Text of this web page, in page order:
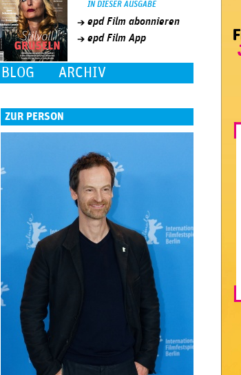
IN DIESER AUSGABE
epd Film abonnieren
epd Film App
BLOG ARCHIV
ZUR PERSON